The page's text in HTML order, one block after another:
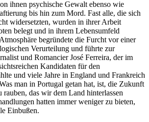
ihnen psychische Gewalt ebenso wie
bis hin zum Mord. Fast alle, die sich
widersetzten, wurden in ihrer Arbeit
belegt und in ihrem Lebensumfeld
begründete die Furcht vor einer
Verurteilung und führte zur
und Romancier José Ferreira, der im
Kandidaten für den
und viele Jahre in England und Frankreich
man in Portugal getan hat, ist, die Zukunft
rauben, das wir dem Land hinterlassen
hatten immer weniger zu bieten,
Einbußen.